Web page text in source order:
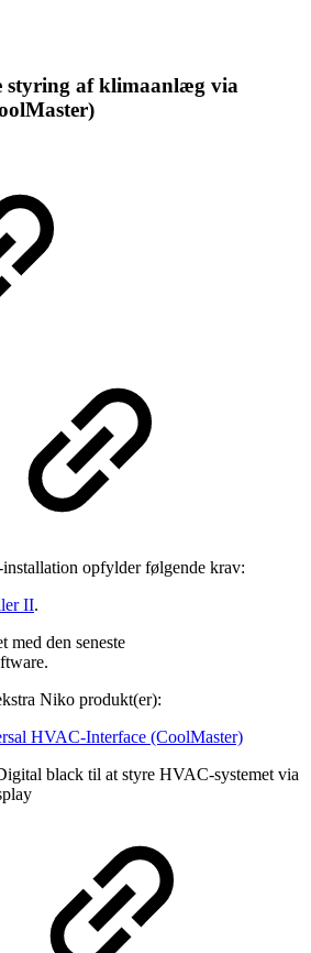
styring af klimaanlæg via
opfylder følgende krav:
II.
med den seneste
Niko produkt(er):
HVAC-Interface (CoolMaster)
black til at styre HVAC-systemet via